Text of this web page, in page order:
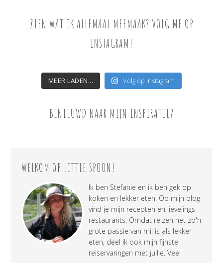
ZIEN WAT IK ALLEMAAL MEEMAAK? VOLG ME OP
INSTAGRAM!
MEER LADEN... Volg op Instagram
BENIEUWD NAAR MIJN INSPIRATIE?
WELKOM OP LITTLE SPOON!
Ik ben Stefanie en ik ben gek op
koken en lekker eten. Op mijn blog
vind je mijn recepten en lievelings
restaurants. Omdat reizen net zo'n
grote passie van mij is als lekker
eten, deel ik ook mijn fijnste
reiservaringen met jullie. Veel